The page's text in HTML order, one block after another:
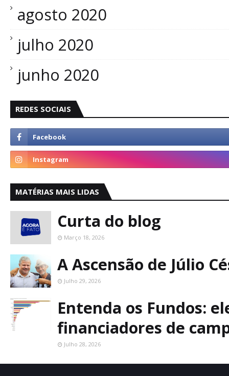
agosto 2020
julho 2020
junho 2020
REDES SOCIAIS
MATÉRIAS MAIS LIDAS
Curta do blog
Março 18, 2026
A Ascensão de Júlio
Julho 29, 2026
Entenda os Fundos:
financiadores de
Julho 28, 2026